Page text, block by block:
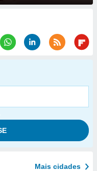
Mais cidades